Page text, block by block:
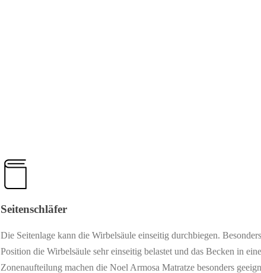
Seitenschläfer
Die Seitenlage kann die Wirbelsäule einseitig durchbiegen.
Position die Wirbelsäule sehr einseitig belastet und das Becken in
Zonenaufteilung machen die Noel Armosa Matratze besonders